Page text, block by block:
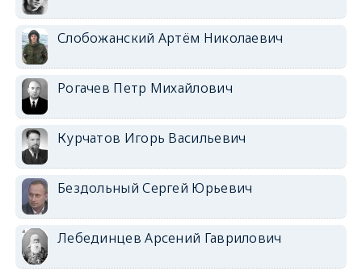
Слобожанский Артём Николаевич
Рогачев Петр Михайлович
Курчатов Игорь Васильевич
Бездольный Сергей Юрьевич
Лебединцев Арсений Гаврилович